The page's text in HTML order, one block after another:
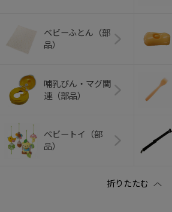
ベビーふとん（部
品）
哺乳びん・マグ関
連（部品）
ベビートイ（部
品）